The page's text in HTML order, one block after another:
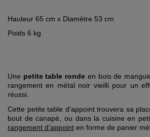
Hauteur 65 cm x Diamètre 53 cm
Poids 6 kg
Une petite table ronde en bois de
rangement en métal noir vieilli pour un
réussi.
Cette petite table d'appoint trouvera sa
bout de canapé, ou dans la cuisine en
rangement d’appoint en forme de panier